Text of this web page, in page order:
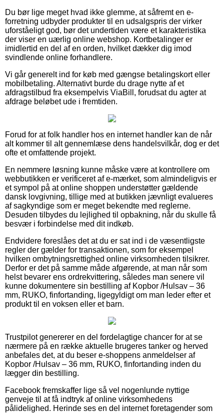
Du bør lige meget hvad ikke glemme, at såfremt en e-
forretning udbyder produkter til en udsalgspris der virker
uforståeligt god, bør det undertiden være et karakteristika
der viser en uærlig online webshop. Kortbetalinger er
imidlertid en del af en orden, hvilket dækker dig imod
svindlende online forhandlere.
Vi går generelt ind for køb med gængse betalingskort eller
mobilbetaling. Alternativt burde du drage nytte af et
afdragstilbud fra eksempelvis ViaBill, forudsat du agter at
afdrage beløbet ude i fremtiden.
Forud for at folk handler hos en internet handler kan de når
alt kommer til alt gennemlæse dens handelsvilkår, dog er det
ofte et omfattende projekt.
En nemmere løsning kunne måske være at kontrollere om
webbutikken er verificeret af e-mærket, som almindeligvis er
et sympol på at online shoppen understøtter gældende
dansk lovgivning, tillige med at butikken jævnligt evalueres
af sagkyndige som er meget bekendte med reglerne.
Desuden tilbydes du lejlighed til opbakning, når du skulle få
besvær i forbindelse med dit indkøb.
Endvidere foreslåes det at du er sat ind i de væsentligste
regler der gælder for transaktionen, som for eksempel
hvilken ombytningsrettighed online virksomheden tilsikrer.
Derfor er det på samme måde afgørende, at man når som
helst bevarer ens ordrekvittering, således man senere vil
kunne dokumentere sin bestilling af Kopbor /Hulsav – 36
mm, RUKO, finfortanding, ligegyldigt om man leder efter et
produkt til en voksen eller et barn.
Trustpilot genererer en del fordelagtige chancer for at se
nærmere på en række aktuelle brugeres tanker og herved
anbefales det, at du beser e-shoppens anmeldelser af
Kopbor /Hulsav – 36 mm, RUKO, finfortanding inden du
lægger din bestilling.
Facebook fremskaffer lige så vel nogenlunde nyttige
genveje til at få indtryk af online virksomhedens
pålidelighed. Herinde ses en del internet foretagender som